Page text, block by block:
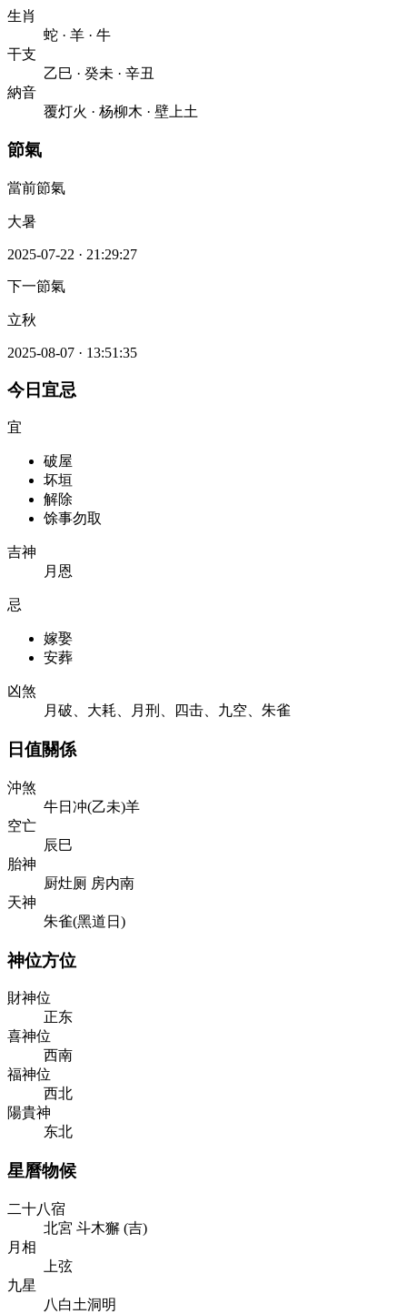
生肖
蛇 · 羊 · 牛
干支
乙巳 · 癸未 · 辛丑
納音
覆灯火 · 杨柳木 · 壁上土
節氣
當前節氣
大暑
2025-07-22 · 21:29:27
下一節氣
立秋
2025-08-07 · 13:51:35
今日宜忌
宜
破屋
坏垣
解除
馀事勿取
吉神
月恩
忌
嫁娶
安葬
凶煞
月破、大耗、月刑、四击、九空、朱雀
日值關係
沖煞
牛日冲(乙未)羊
空亡
辰巳
胎神
厨灶厕 房内南
天神
朱雀(黑道日)
神位方位
財神位
正东
喜神位
西南
福神位
西北
陽貴神
东北
星曆物候
二十八宿
北宮 斗木獬 (吉)
月相
上弦
九星
八白土洞明